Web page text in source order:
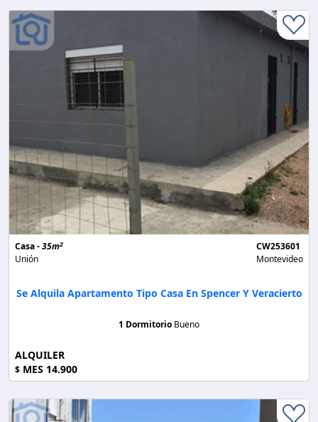
Casa -35m2
Unión
CW253601
Montevideo
Se Alquila Apartamento Tipo Casa En Spencer Y Veracierto
1 Dormitorio Bueno
ALQUILER
$ MES 14.900